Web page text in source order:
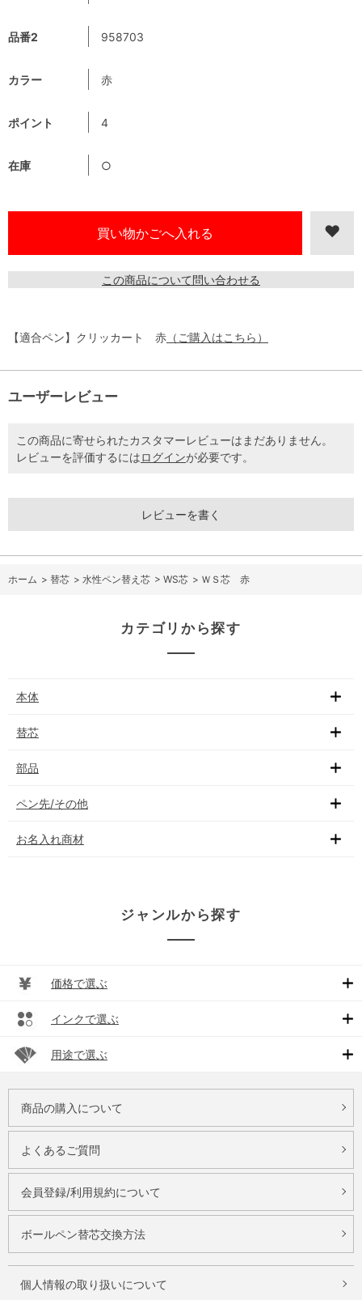
品番2 958703
カラー 赤
ポイント 4
在庫 ○
この商品について問い合わせる
【適合ペン】クリッカート 赤 （ご購入はこちら）
ユーザーレビュー
この商品に寄せられたカスタマーレビューはまだありません。
レビューを評価するにはログインが必要です。
レビューを書く
ホーム > 替芯 > 水性ペン替え芯 > WS芯 > ＷＳ芯 赤
カテゴリから探す
本体
替芯
部品
ペン先/その他
お名入れ商材
ジャンルから探す
価格で選ぶ
インクで選ぶ
用途で選ぶ
商品の購入について
よくあるご質問
会員登録/利用規約について
ボールペン替芯交換方法
個人情報の取り扱いについて